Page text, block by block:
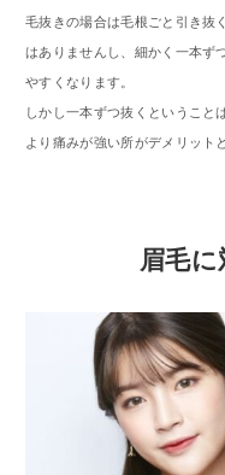
毛抜きの場合は毛根ごと引き抜
はありませんし、細かく一本ず
やすくなります。
しかし一本ずつ抜くということ
より痛みが強い所がデメリット
眉毛